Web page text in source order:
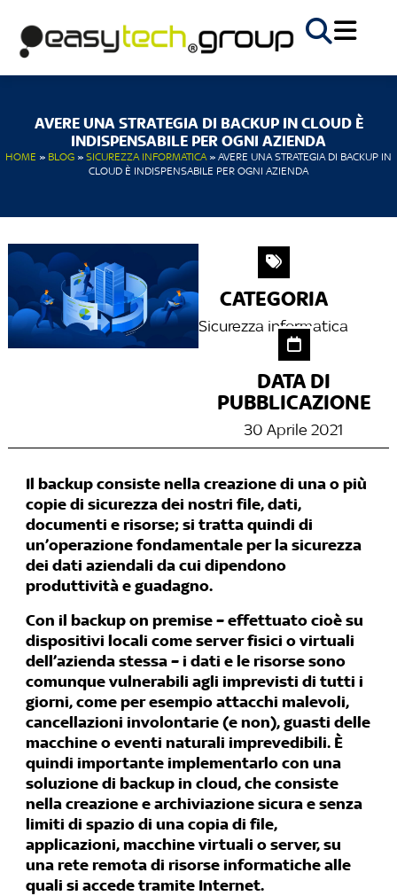
AVERE UNA STRATEGIA DI BACKUP IN CLOUD È
INDISPENSABILE PER OGNI AZIENDA
HOME » BLOG »SICUREZZA INFORMATICA»AVERE UNA STRATEGIA DI BACKUP IN
CLOUD È INDISPENSABILE PER OGNI AZIENDA
CATEGORIA
Sicurezza informatica
DATA DI
PUBBLICAZIONE
30 Aprile 2021
Il backup consiste nella creazione di una o più
copie di sicurezza dei nostri file, dati,
documenti e risorse; si tratta quindi di
un’operazione fondamentale per la sicurezza
dei dati aziendali da cui dipendono
produttività e guadagno.
Con il backup on premise – effettuato cioè su
dispositivi locali come server fisici o virtuali
dell’azienda stessa – i dati e le risorse sono
comunque vulnerabili agli imprevisti di tutti i
giorni, come per esempio attacchi malevoli,
cancellazioni involontarie (e non), guasti delle
macchine o eventi naturali imprevedibili. È
quindi importante implementarlo con una
soluzione di backup in cloud, che consiste
nella creazione e archiviazione sicura e senza
limiti di spazio di una copia di file,
applicazioni, macchine virtuali o server, su
una rete remota di risorse informatiche alle
quali si accede tramite Internet.